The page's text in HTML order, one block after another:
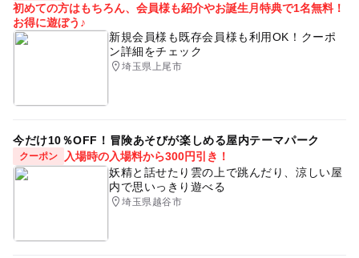
初めての方はもちろん、会員様も紹介やお誕生月特典で1名無料！
お得に遊ぼう♪
新規会員様も既存会員様も利用OK！クーポ
ン詳細をチェック
埼玉県上尾市
今だけ10％OFF！冒険あそびが楽しめる屋内テーマパーク
クーポン
入場時の入場料から300円引き！
妖精と話せたり雲の上で跳んだり、涼しい屋
内で思いっきり遊べる
埼玉県越谷市